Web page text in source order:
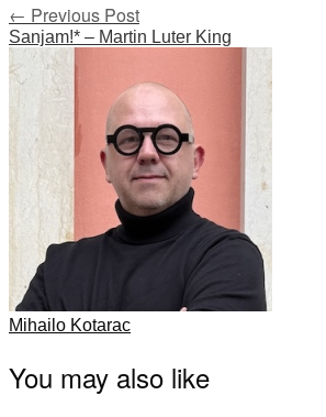
Post
navigation
← Previous Post
Sanjam!* – Martin Luter King
Mihailo Kotarac
You may also like